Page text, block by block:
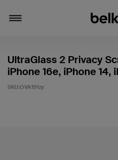
UltraGlass 2 Privacy
iPhone 16e, iPhone 14,
SKU:OVA191zy